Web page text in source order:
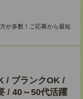
が多数！ご応募から最短
/ ブランクOK /
/ 40～50代活躍